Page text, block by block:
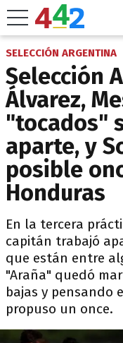
SELECCIÓN ARGENTINA
Selección
Álvarez,
"tocados"
aparte, y
posible
Honduras
En la tercera
capitán trabajó
que están entre
"Araña" quedó
bajas y pensando
propuso un once.